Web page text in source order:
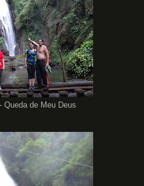
Queda de Meu Deus